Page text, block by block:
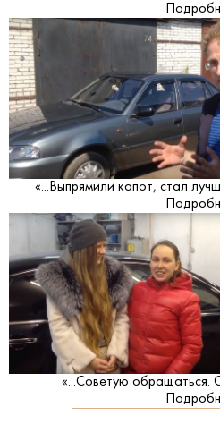
«...Выпрямили капот, стал
«...Советую обращаться.